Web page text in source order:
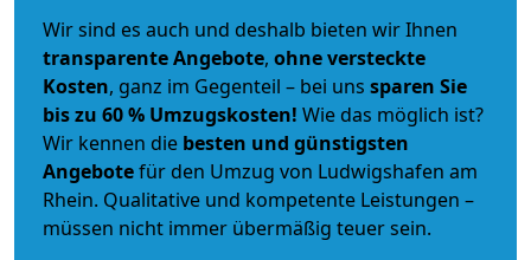
Wir sind es auch und deshalb bieten wir Ihnen
transparente Angebote, ohne versteckte
Kosten, ganz im Gegenteil – bei uns sparen Sie
bis zu 60 % Umzugskosten! Wie das möglich ist?
Wir kennen die besten und günstigsten
Angebotefür den Umzug von Ludwigshafen am
Rhein. Qualitative und kompetente Leistungen –
müssen nicht immer übermäßig teuer sein.